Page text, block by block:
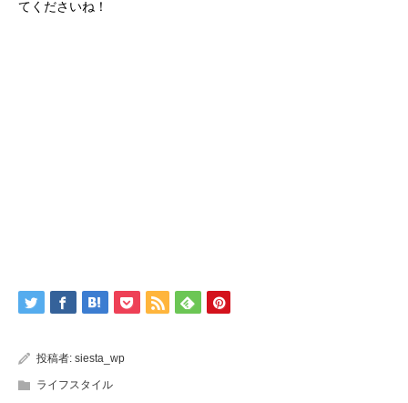
てくださいね！
投稿者: siesta_wp
ライフスタイル